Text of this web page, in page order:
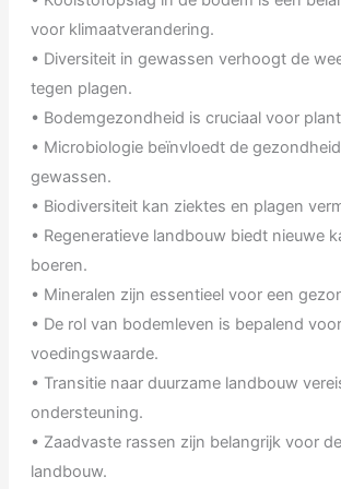
voor klimaatverandering.
• Diversiteit in gewassen verhoogt de
tegen plagen.
• Bodemgezondheid is cruciaal voor
• Microbiologie beïnvloedt de
gewassen.
• Biodiversiteit kan ziektes en plagen
• Regeneratieve landbouw biedt nieuwe
boeren.
• Mineralen zijn essentieel voor een
• De rol van bodemleven is bepalend voor
voedingswaarde.
• Transitie naar duurzame landbouw
ondersteuning.
• Zaadvaste rassen zijn belangrijk voor
landbouw.